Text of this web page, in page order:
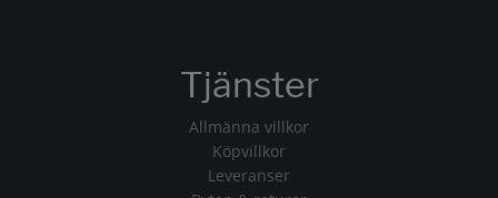
Tjänster
Allmänna villkor
Köpvillkor
Leveranser